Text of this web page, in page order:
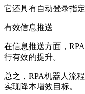
它还具有自动登录指
有效信息推送
在信息推送方面，
行有效的提升。
总之，RPA机器人流
实现降本增效目标。